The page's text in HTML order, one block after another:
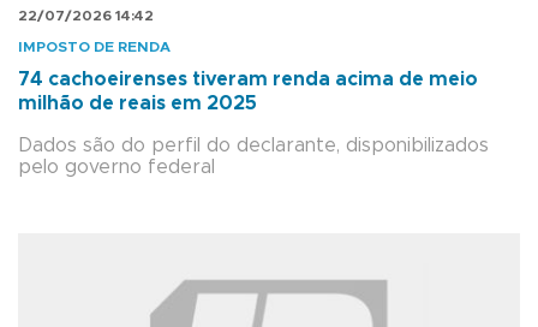
22/07/2026 14:42
IMPOSTO DE RENDA
74 cachoeirenses tiveram renda acima de meio
milhão de reais em 2025
Dados são do perfil do declarante, disponibilizados
pelo governo federal